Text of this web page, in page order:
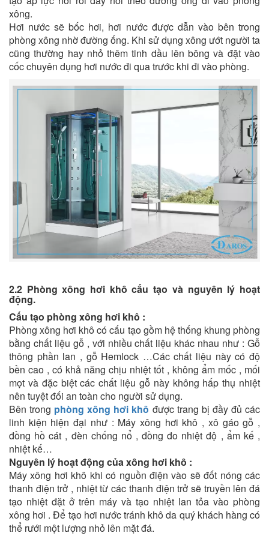
xông.
Hơi nước sẽ bốc hơi, hơi nước được dẫn vào bên trong
phòng xông nhờ đường ống. Khi sử dụng xông ướt người ta
cũng thường hay nhỏ thêm tinh dầu lên bông và đặt vào
cốc chuyên dụng hơi nước đi qua trước khi đi vào phòng.
2.2 Phòng xông hơi khô cấu tạo và nguyên lý hoạt
động.
Cấu tạo phòng xông hơi khô :
Phòng xông hơi khô có cấu tạo gồm hệ thống khung phòng
bằng chất liệu gỗ , với nhiều chất liệu khác nhau như : Gỗ
thông phần lan , gỗ Hemlock …Các chất liệu này có độ
bền cao , có khả năng chịu nhiệt tốt , không ẩm mốc , mối
mọt và đặc biệt các chất liệu gỗ này không hấp thụ nhiệt
nên tuyệt đối an toàn cho người sử dụng.
Bên trong phòng xông hơi khô được trang bị đầy đủ các
linh kiện hiện đại như : Máy xông hơi khô , xô gáo gỗ ,
đồng hồ cát , đèn chống nổ , đồng đo nhiệt độ , ẩm kế ,
nhiệt kế…
Nguyên lý hoạt động của xông hơi khô :
Máy xông hơi khô khi có nguồn điện vào sẽ đốt nóng các
thanh điện trở , nhiệt từ các thanh điện trở sẽ truyền lên đá
tạo nhiệt đặt ở trên máy và tạo nhiệt lan tỏa vào phòng
xông hơi . Để tạo hơi nước tránh khô da quý khách hàng có
thể rưới một lượng nhỏ lên mặt đá.